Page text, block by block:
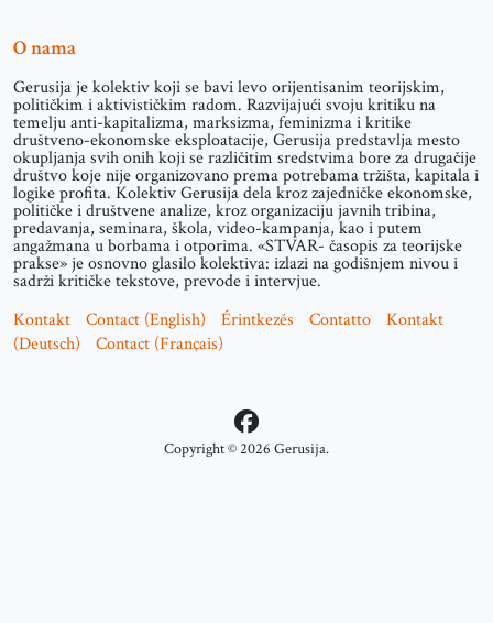
O nama
Gerusija je kolektiv koji se bavi levo orijentisanim teorijskim,
političkim i aktivističkim radom. Razvijajući svoju kritiku na
temelju anti-kapitalizma, marksizma, feminizma i kritike
društveno-ekonomske eksploatacije, Gerusija predstavlja mesto
okupljanja svih onih koji se različitim sredstvima bore za drugačije
društvo koje nije organizovano prema potrebama tržišta, kapitala i
logike profita. Kolektiv Gerusija dela kroz zajedničke ekonomske,
političke i društvene analize, kroz organizaciju javnih tribina,
predavanja, seminara, škola, video-kampanja, kao i putem
angažmana u borbama i otporima. «STVAR- časopis za teorijske
prakse» je osnovno glasilo kolektiva: izlazi na godišnjem nivou i
sadrži kritičke tekstove, prevode i intervjue.
Kontakt
Contact (English) Érintkezés Contatto
Kontakt
(Deutsch)
Contact (Français)
Copyright © 2026 Gerusija.